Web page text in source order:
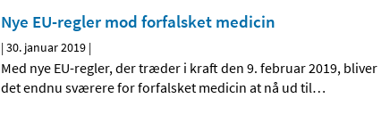
Nye EU-regler mod forfalsket medicin
|30. januar 2019 |
Med nye EU-regler, der træder i kraft den 9. februar 2019, bliver
det endnu sværere for forfalsket medicin at nå ud til…